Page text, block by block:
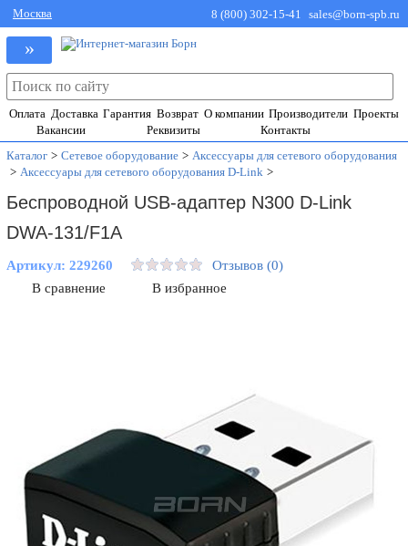
Москва 8 (800) 302-15-41 sales@born-spb.ru
»
Оплата Доставка Гарантия Возврат О компании Производители Проекты
Вакансии
Реквизиты
Контакты
Каталог > Сетевое оборудование > Аксессуары для сетевого оборудования
> Аксессуары для сетевого оборудования D-Link >
Беспроводной USB-адаптер N300 D-Link
DWA-131/F1A
Артикул:229260
Отзывов (0)
В сравнение
В избранное